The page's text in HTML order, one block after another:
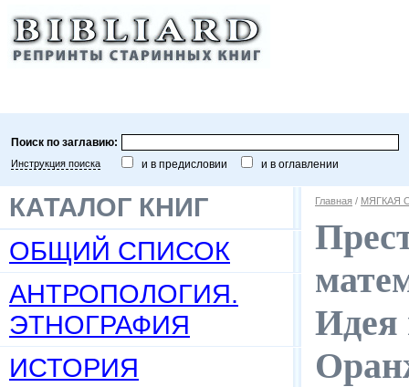
Поиск по заглавию:
Инструкция поиска и в предисловии и в оглавлении
КАТАЛОГ КНИГ
ОБЩИЙ СПИСОК
АНТРОПОЛОГИЯ.
ЭТНОГРАФИЯ
ИСТОРИЯ
Главная / МЯГКАЯ
Идея